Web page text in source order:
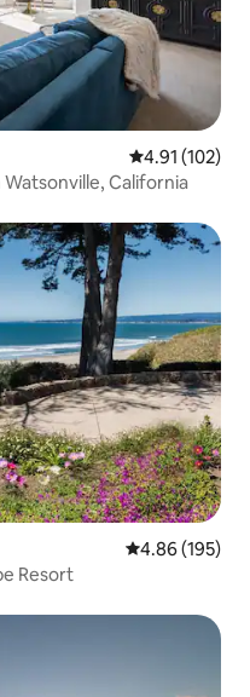
Calificación
4.91 (102)
California
Calificación
4.86 (195)
Resort